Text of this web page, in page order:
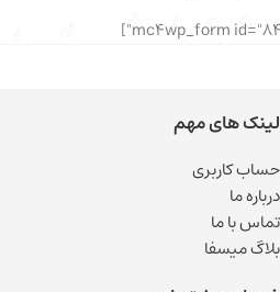
لینک های مهم
حساب کاربری
درباره ما
تماس با ما
بلاگ میسفا